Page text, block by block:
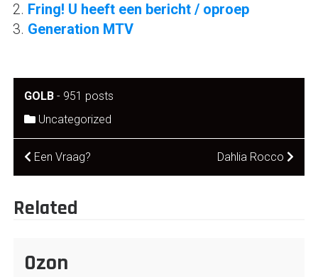
Fring! U heeft een bericht / oproep
Generation MTV
GOLB- 951 posts
Uncategorized
Post
Een Vraag? Dahlia Rocco
Related
Ozon